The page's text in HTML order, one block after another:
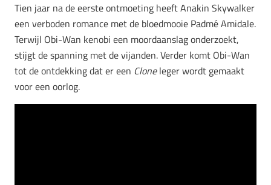
Tien jaar na de eerste ontmoeting heeft Anakin Skywalker
een verboden romance met de bloedmooie Padmé Amidale.
Terwijl Obi-Wan kenobi een moordaanslag onderzoekt,
stijgt de spanning met de vijanden. Verder komt Obi-Wan
tot de ontdekking dat er een Cloneleger wordt gemaakt
voor een oorlog.